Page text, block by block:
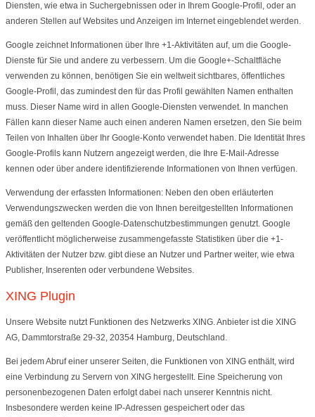
Diensten, wie etwa in Suchergebnissen oder in Ihrem Google-Profil, oder an
anderen Stellen auf Websites und Anzeigen im Internet eingeblendet werden.
Google zeichnet Informationen über Ihre +1-Aktivitäten auf, um die Google-
Dienste für Sie und andere zu verbessern. Um die Google+-Schaltfläche
verwenden zu können, benötigen Sie ein weltweit sichtbares, öffentliches
Google-Profil, das zumindest den für das Profil gewählten Namen enthalten
muss. Dieser Name wird in allen Google-Diensten verwendet. In manchen
Fällen kann dieser Name auch einen anderen Namen ersetzen, den Sie beim
Teilen von Inhalten über Ihr Google-Konto verwendet haben. Die Identität Ihres
Google-Profils kann Nutzern angezeigt werden, die Ihre E-Mail-Adresse
kennen oder über andere identifizierende Informationen von Ihnen verfügen.
Verwendung der erfassten Informationen: Neben den oben erläuterten
Verwendungszwecken werden die von Ihnen bereitgestellten Informationen
gemäß den geltenden Google-Datenschutzbestimmungen genutzt. Google
veröffentlicht möglicherweise zusammengefasste Statistiken über die +1-
Aktivitäten der Nutzer bzw. gibt diese an Nutzer und Partner weiter, wie etwa
Publisher, Inserenten oder verbundene Websites.
XING Plugin
Unsere Website nutzt Funktionen des Netzwerks XING. Anbieter ist die XING
AG, Dammtorstraße 29-32, 20354 Hamburg, Deutschland.
Bei jedem Abruf einer unserer Seiten, die Funktionen von XING enthält, wird
eine Verbindung zu Servern von XING hergestellt. Eine Speicherung von
personenbezogenen Daten erfolgt dabei nach unserer Kenntnis nicht.
Insbesondere werden keine IP-Adressen gespeichert oder das